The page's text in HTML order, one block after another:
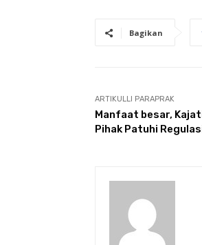
Bagikan
ARTIKULLI PARAPRAK
Manfaat besar,
Pihak Patuhi